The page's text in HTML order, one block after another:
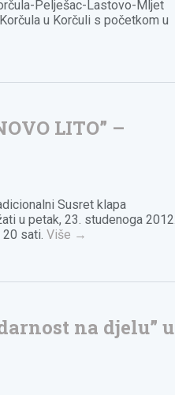
Pelješac-Lastovo-Mljet
u Korčuli s početkom u
LITO” –
Susret klapa
u petak, 23. studenoga 2012.
20 sati.Više →
na djelu” u